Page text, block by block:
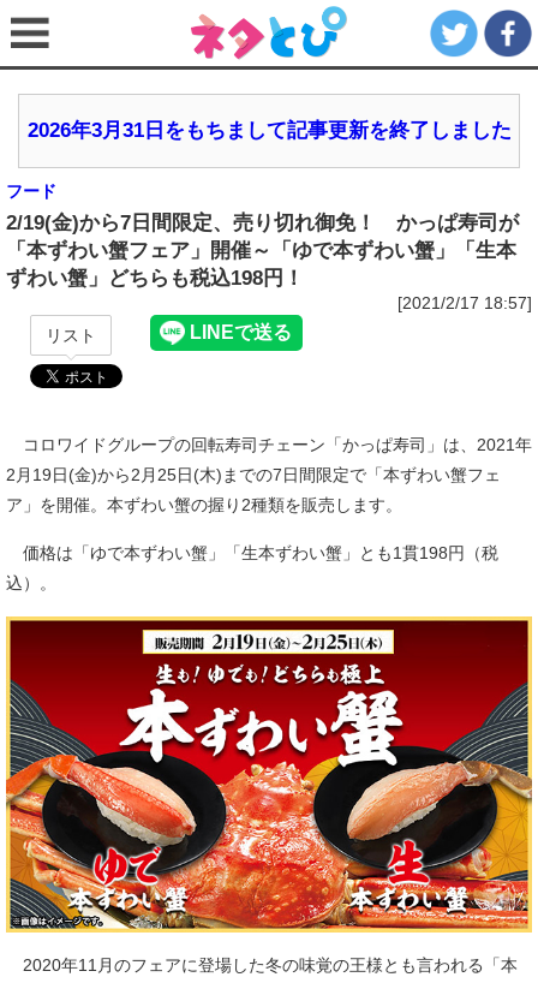
2026年3月31日をもちまして記事更新を終了しました
フード
2/19(金)から7日間限定、売り切れ御免！ かっぱ寿司が
「本ずわい蟹フェア」開催～「ゆで本ずわい蟹」「生本
ずわい蟹」どちらも税込198円！
[2021/2/17 18:57]
リスト
コロワイドグループの回転寿司チェーン「かっぱ寿司」は、2021年
2月19日(金)から2月25日(木)までの7日間限定で「本ずわい蟹フェ
ア」を開催。本ずわい蟹の握り2種類を販売します。
価格は「ゆで本ずわい蟹」「生本ずわい蟹」とも1貫198円（税
込）。
2020年11月のフェアに登場した冬の味覚の王様とも言われる「本